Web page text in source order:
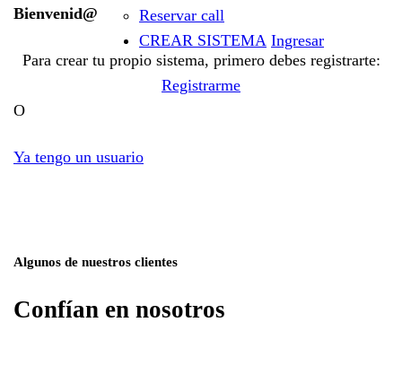
Reservar call
CREAR SISTEMA Ingresar
Bienvenid@
Para crear tu propio sistema, primero debes registrarte:
Registrarme
O
Ya tengo un usuario
Algunos de nuestros clientes
Confían en nosotros